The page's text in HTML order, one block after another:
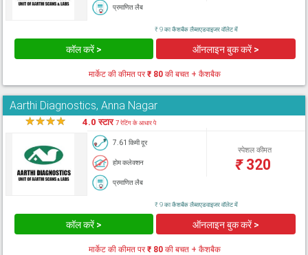
प्रमाणित लैब
₹ 9 का कैशबैक लैब्सएडवाइजर वॉलेट में
कॉल करें > ऑनलाइन बुक करें >
मार्केट की कीमत पर₹ 80 की बचत + कैशबैक
Aarthi Diagnostics, Anna Nagar
★★★★ 4.0 स्टार7 रेटिंग के आधार पे
7.61 किमी दूर
होम कलेक्शन
प्रमाणित लैब
स्पेशल कीमत
₹320
₹ 9 का कैशबैक लैब्सएडवाइजर वॉलेट में
कॉल करें > ऑनलाइन बुक करें >
मार्केट की कीमत पर₹ 80 की बचत + कैशबैक